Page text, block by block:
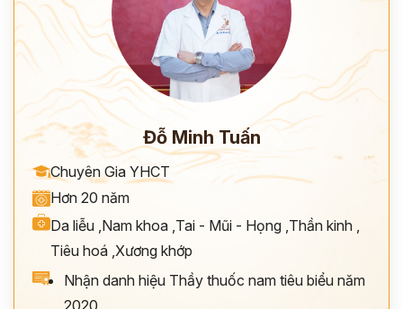
Đỗ Minh Tuấn
Chuyên Gia YHCT
Hơn 20 năm
Da liễu ,Nam khoa ,Tai - Mũi - Họng ,Thần kinh ,
Tiêu hoá ,Xương khớp
Nhận danh hiệu Thầy thuốc nam tiêu biểu năm
2020